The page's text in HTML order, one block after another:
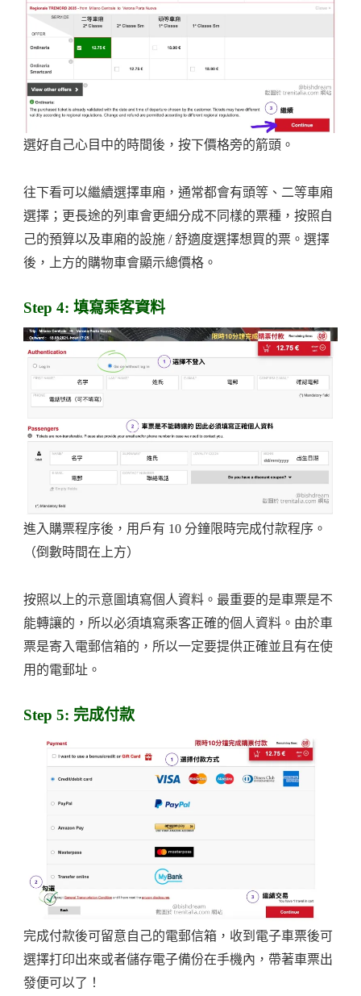
選好自己心目中的時間後，按下價格旁的箭頭。
往下看可以繼續選擇車廂，通常都會有頭等、二等車廂
選擇；更長途的列車會更細分成不同樣的票種，按照自
己的預算以及車廂的設施 / 舒適度選擇想買的票。選擇
後，上方的購物車會顯示總價格。
Step 4: 填寫乘客資料
進入購票程序後，用戶有 10 分鐘限時完成付款程序。
（倒數時間在上方）
按照以上的示意圖填寫個人資料。最重要的是車票是不
能轉讓的，所以必須填寫乘客正確的個人資料。由於車
票是寄入電郵信箱的，所以一定要提供正確並且有在使
用的電郵址。
Step 5: 完成付款
完成付款後可留意自己的電郵信箱，收到電子車票後可
選擇打印出來或者儲存電子備份在手機內，帶著車票出
發便可以了！